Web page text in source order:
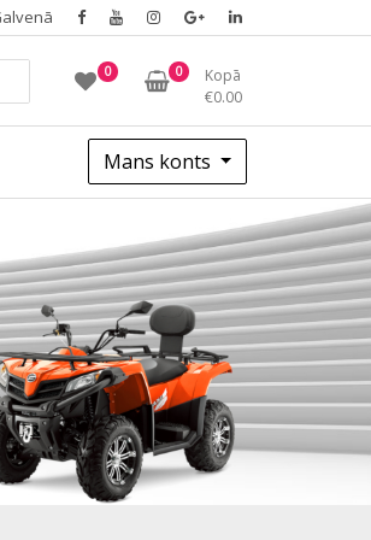
0 0
Kopā
€0.00
Mans konts